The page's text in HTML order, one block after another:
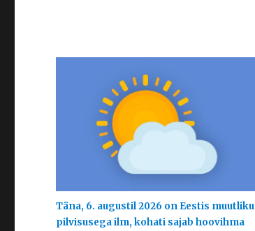
Täna, 6. augustil 2026 on Eestis muutliku
pilvisusega ilm, kohati sajab hoovihma